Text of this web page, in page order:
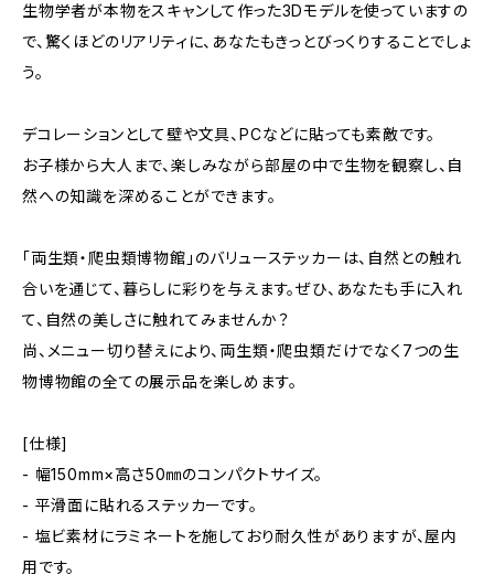
生物学者が本物をスキャンして作った3Dモデルを使っていますの
で、驚くほどのリアリティに、あなたもきっとびっくりすることでしょ
う。
デコレーションとして壁や文具、PCなどに貼っても素敵です。
お子様から大人まで、楽しみながら部屋の中で生物を観察し、自
然への知識を深めることができます。
「両生類・爬虫類博物館」のバリューステッカーは、自然との触れ
合いを通じて、暮らしに彩りを与えます。ぜひ、あなたも手に入れ
て、自然の美しさに触れてみませんか？
尚、メニュー切り替えにより、両生類・爬虫類だけでなく7つの生
物博物館の全ての展示品を楽しめます。
[仕様]
- 幅150mm×高さ50㎜のコンパクトサイズ。
- 平滑面に貼れるステッカーです。
- 塩ビ素材にラミネートを施しており耐久性がありますが、屋内
用です。